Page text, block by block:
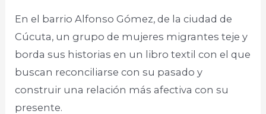
En el barrio Alfonso Gómez, de la ciudad de
Cúcuta, un grupo de mujeres migrantes teje y
borda sus historias en un libro textil con el que
buscan reconciliarse con su pasado y
construir una relación más afectiva con su
presente.